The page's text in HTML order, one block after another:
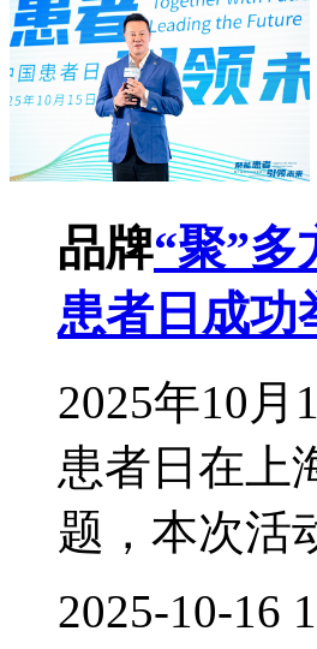
品牌“聚”多
患者日成功
2025年10
患者日在上
题，本次活
2025-10-16